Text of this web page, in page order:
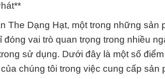
The Dạng Hạt, một trong những
vai trò quan trọng trong nhiều
sử dụng. Dưới đây là một số
chúng tôi trong việc cung cấp sản